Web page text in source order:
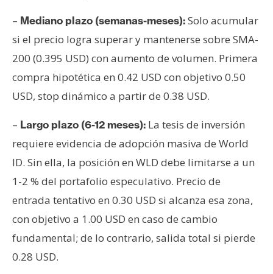
– Mediano plazo (semanas-meses):Solo acumular
si el precio logra superar y mantenerse sobre SMA-
200 (0.395 USD) con aumento de volumen. Primera
compra hipotética en 0.42 USD con objetivo 0.50
USD, stop dinámico a partir de 0.38 USD.
– Largo plazo (6-12 meses): La tesis de inversión
requiere evidencia de adopción masiva de World
ID. Sin ella, la posición en WLD debe limitarse a un
1-2 % del portafolio especulativo. Precio de
entrada tentativo en 0.30 USD si alcanza esa zona,
con objetivo a 1.00 USD en caso de cambio
fundamental; de lo contrario, salida total si pierde
0.28 USD.